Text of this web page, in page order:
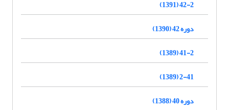
42-2 (1391)
دوره 42 (1390)
41-2 (1389)
2-41 (1389)
دوره 40 (1388)